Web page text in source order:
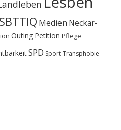
Medien Neckar-
Outing Petition Pflege
SPD SportTransphobie